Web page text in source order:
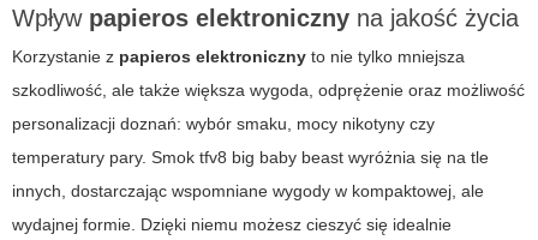
Wpływ papieros elektroniczny na jakość życia
Korzystanie z papieros elektroniczny to nie tylko mniejsza
szkodliwość, ale także większa wygoda, odprężenie oraz możliwość
personalizacji doznań: wybór smaku, mocy nikotyny czy
temperatury pary. Smok tfv8 big baby beast wyróżnia się na tle
innych, dostarczając wspomniane wygody w kompaktowej, ale
wydajnej formie. Dzięki niemu możesz cieszyć się idealnie